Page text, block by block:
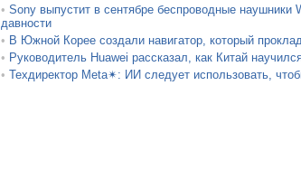
• Sony выпустит в сентябре беспроводные
давности
• В Южной Корее создали навигатор, который
• Руководитель Huawei рассказал, как Китай
• Техдиректор Meta✴: ИИ следует использовать,